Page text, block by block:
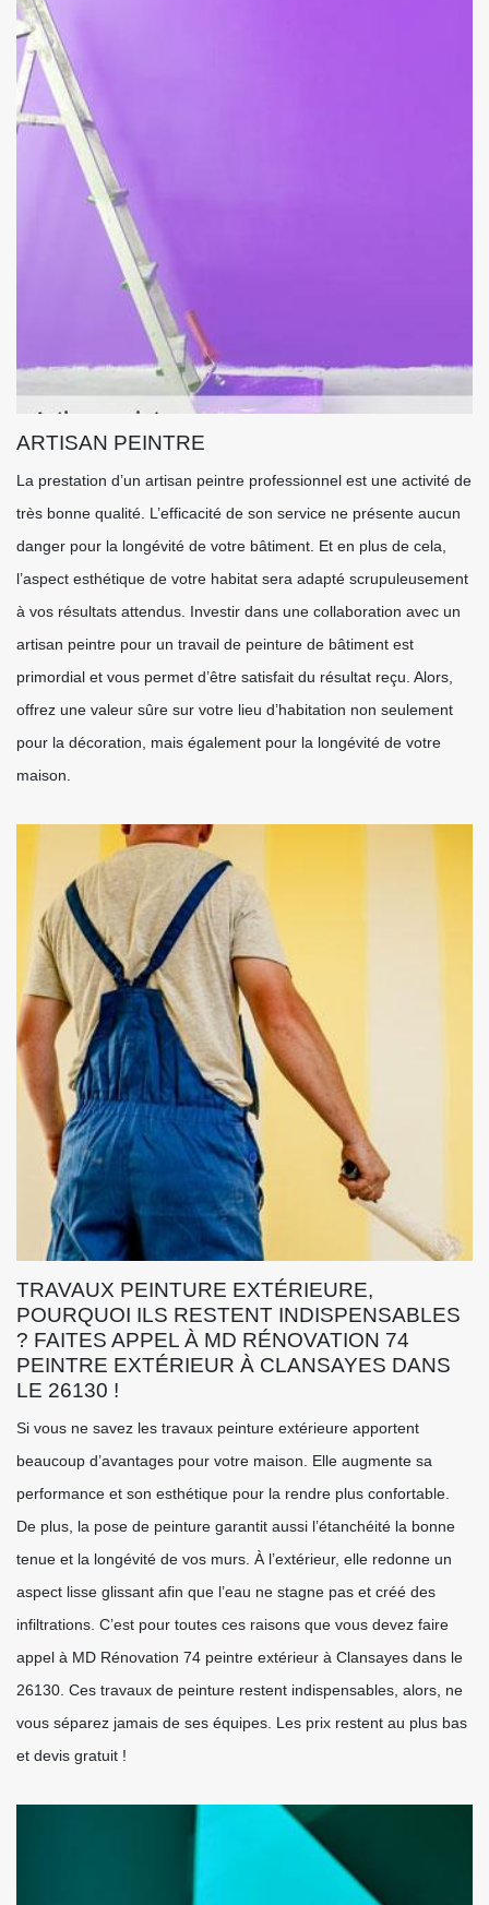
ARTISAN PEINTRE
La prestation d’un artisan peintre professionnel est une activité de
très bonne qualité. L’efficacité de son service ne présente aucun
danger pour la longévité de votre bâtiment. Et en plus de cela,
l’aspect esthétique de votre habitat sera adapté scrupuleusement
à vos résultats attendus. Investir dans une collaboration avec un
artisan peintre pour un travail de peinture de bâtiment est
primordial et vous permet d’être satisfait du résultat reçu. Alors,
offrez une valeur sûre sur votre lieu d’habitation non seulement
pour la décoration, mais également pour la longévité de votre
maison.
TRAVAUX PEINTURE EXTÉRIEURE,
POURQUOI ILS RESTENT INDISPENSABLES
? FAITES APPEL À MD RÉNOVATION 74
PEINTRE EXTÉRIEUR À CLANSAYES DANS
LE 26130 !
Si vous ne savez les travaux peinture extérieure apportent
beaucoup d’avantages pour votre maison. Elle augmente sa
performance et son esthétique pour la rendre plus confortable.
De plus, la pose de peinture garantit aussi l’étanchéité la bonne
tenue et la longévité de vos murs. À l’extérieur, elle redonne un
aspect lisse glissant afin que l’eau ne stagne pas et créé des
infiltrations. C’est pour toutes ces raisons que vous devez faire
appel à MD Rénovation 74 peintre extérieur à Clansayes dans le
26130. Ces travaux de peinture restent indispensables, alors, ne
vous séparez jamais de ses équipes. Les prix restent au plus bas
et devis gratuit !